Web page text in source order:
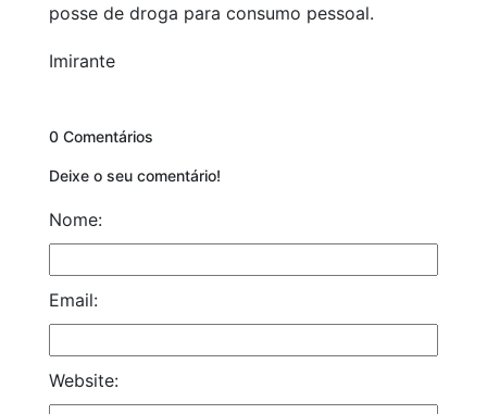
posse de droga para consumo pessoal.
Imirante
0 Comentários
Deixe o seu comentário!
Nome:
Email:
Website: